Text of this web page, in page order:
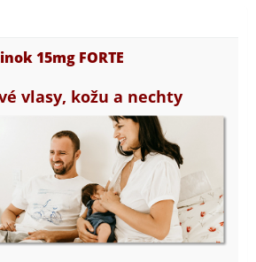
15mg FORTE
vlasy, kožu a nechty